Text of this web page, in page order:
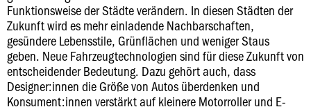
Funktionsweise der Städte verändern. In diesen Städten der
Zukunft wird es mehr einladende Nachbarschaften,
gesündere Lebensstile, Grünflächen und weniger Staus
geben. Neue Fahrzeugtechnologien sind für diese Zukunft von
entscheidender Bedeutung. Dazu gehört auch, dass
Designer:innen die Größe von Autos überdenken und
Konsument:innen verstärkt auf kleinere Motorroller und E-